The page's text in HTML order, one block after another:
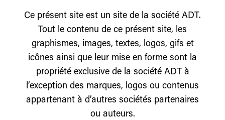
Ce présent site est un site de la société ADT.
Tout le contenu de ce présent site, les
graphismes, images, textes, logos, gifs et
icônes ainsi que leur mise en forme sont la
propriété exclusive de la société ADT à
l’exception des marques, logos ou contenus
appartenant à d’autres sociétés partenaires
ou auteurs.